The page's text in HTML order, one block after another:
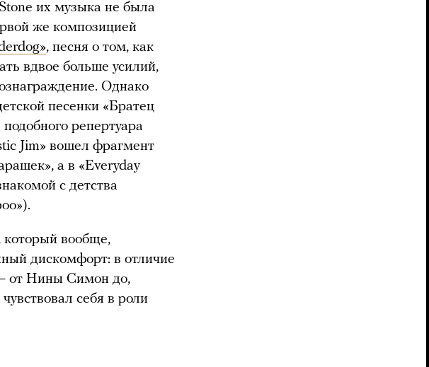
их музыка не была
же композицией
, песня о том, как
вдвое больше усилий,
Однако
песенки «Братец
репертуара
Jim» вошел фрагмент
а в «Everyday
с детства
который вообще,
дискомфорт: в отличие
от Нины Симон до,
себя в роли